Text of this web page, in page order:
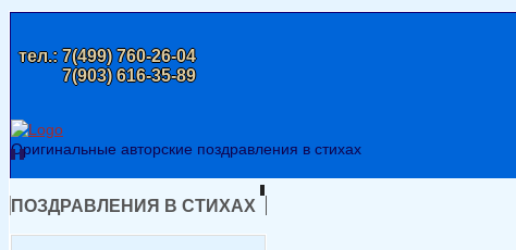
тел.:7(499) 760-26-04
7(903) 616-35-89
Оригинальные авторские поздравления в стихах
ПОЗДРАВЛЕНИЯ В СТИХАХ